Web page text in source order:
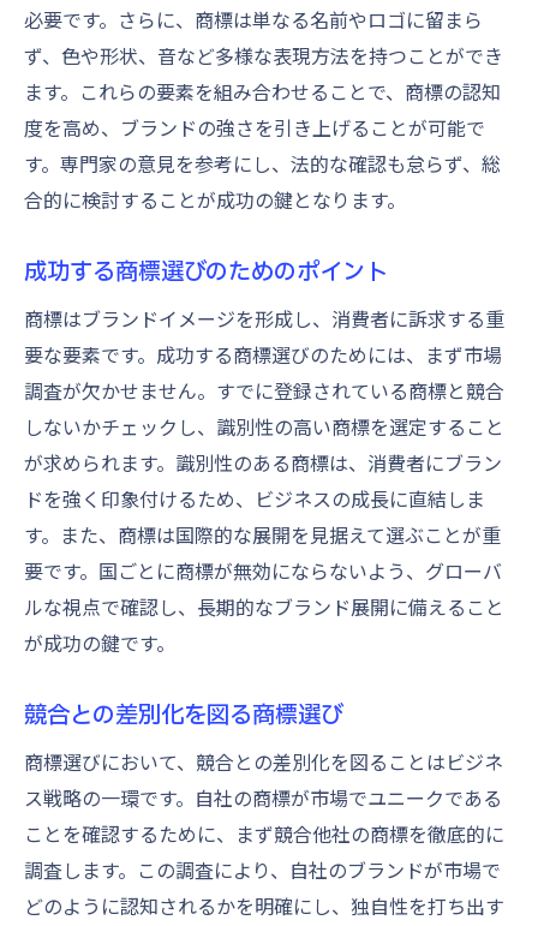
必要です。さらに、商標は単なる名前やロゴに留まら
ず、色や形状、音など多様な表現方法を持つことができ
ます。これらの要素を組み合わせることで、商標の認知
度を高め、ブランドの強さを引き上げることが可能で
す。専門家の意見を参考にし、法的な確認も怠らず、総
合的に検討することが成功の鍵となります。
成功する商標選びのためのポイント
商標はブランドイメージを形成し、消費者に訴求する重
要な要素です。成功する商標選びのためには、まず市場
調査が欠かせません。すでに登録されている商標と競合
しないかチェックし、識別性の高い商標を選定すること
が求められます。識別性のある商標は、消費者にブラン
ドを強く印象付けるため、ビジネスの成長に直結しま
す。また、商標は国際的な展開を見据えて選ぶことが重
要です。国ごとに商標が無効にならないよう、グローバ
ルな視点で確認し、長期的なブランド展開に備えること
が成功の鍵です。
競合との差別化を図る商標選び
商標選びにおいて、競合との差別化を図ることはビジネ
ス戦略の一環です。自社の商標が市場でユニークである
ことを確認するために、まず競合他社の商標を徹底的に
調査します。この調査により、自社のブランドが市場で
どのように認知されるかを明確にし、独自性を打ち出す